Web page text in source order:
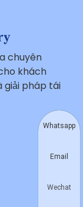
chuyên
khách
giải pháp tái
Whatsapp
Email
Wechat